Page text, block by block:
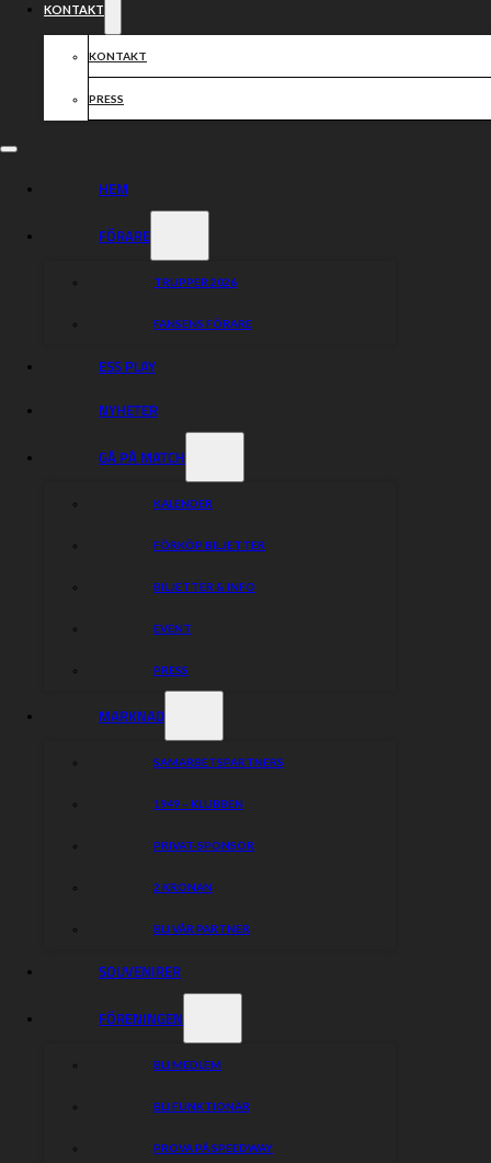
KONTAKT
KONTAKT
PRESS
HEM
FÖRARE
TRUPPER 2026
FANSENS FÖRARE
ESS PLAY
NYHETER
GÅ PÅ MATCH
KALENDER
FÖRKÖP BILJETTER
BILJETTER & INFO
EVENT
PRESS
MARKNAD
SAMARBETSPARTNERS
1949 – KLUBBEN
PRIVAT-SPONSOR
2 KRONAN
BLI VÅR PARTNER
SOUVENIRER
FÖRENINGEN
BLI MEDLEM
BLI FUNKTIONÄR
PROVA PÅ SPEEDWAY
Vi ser tacksamt fram emot ett samarbete med
~ FACEBOOK~INSTAGRAM
Dela nyheten: